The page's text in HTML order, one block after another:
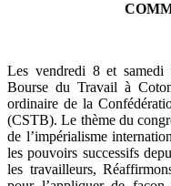
Les vendredi 8 et samedi
Bourse du Travail à
ordinaire de la
(CSTB). Le thème du
de l’impérialisme
les pouvoirs successifs
les travailleurs,